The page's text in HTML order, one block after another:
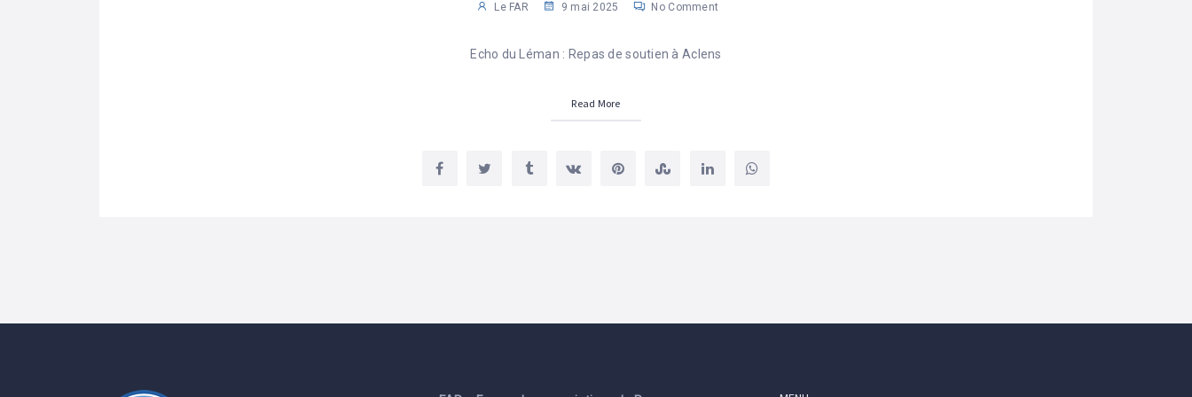
Le FAR 9 mai 2025 No Comment
Echo du Léman : Repas de soutien à Aclens
Read More